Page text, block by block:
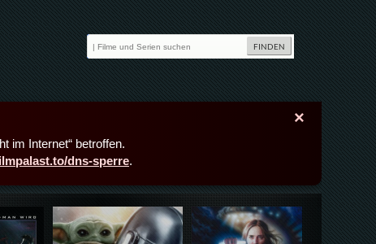
×
im Internet“ betroffen.
dns-sperre.
Details,Play Details,Play